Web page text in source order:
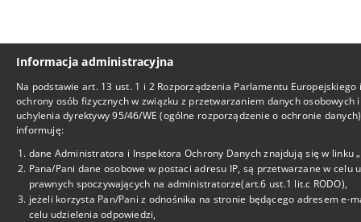
Informacja administracyjna
Na podstawie art. 13 ust. 1 i 2 Rozporządzenia Parlamentu
ochrony osób fizycznych w związku z przetwarzaniem danych
uchylenia dyrektywy 95/46/WE (ogólne rozporządzenie o ochronie
informuję:
dane Administratora i Inspektora Ochrony Danych znajdują się w linku
Pana/Pani dane osobowe w postaci adresu IP, są przetwarzane w
prawnych spoczywających na administratorze(art.6 ust.1 lit.c RODO),
jeżeli korzysta Pan/Pani z odnośnika na stronie będącego adresem e-
celu udzielenia odpowiedzi,